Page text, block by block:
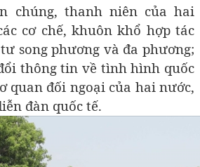
chúng, thanh niên của hai
cơ chế, khuôn khổ hợp tác
song phương và đa phương;
thông tin về tình hình quốc
quan đối ngoại của hai nước,
đàn quốc tế.